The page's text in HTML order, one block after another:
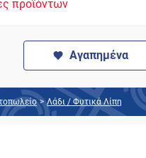
προϊόντων
Αγαπημένα
> Λάδι / Φυτικά Λίπη